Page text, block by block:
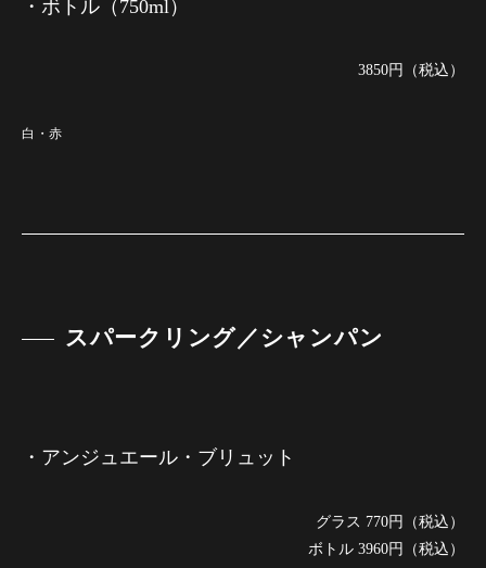
・ボトル（750ml）
3850円（税込）
白・赤
スパークリング／シャンパン
・アンジュエール・ブリュット
グラス 770円（税込）
ボトル 3960円（税込）